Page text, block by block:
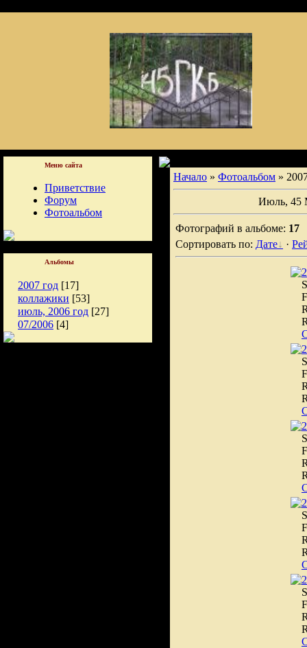
Меню сайта
Приветствие
Форум
Фотоальбом
Альбомы
2007 год [17]
коллажики [53]
июль, 2006 год [27]
07/2006 [4]
Начало » Фотоальбом »
Июль, 45
Фотографий в альбоме: 17
Сортировать по: Дате ·